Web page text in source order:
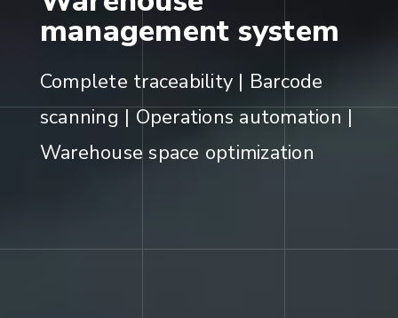
management system
Complete traceability | Barcode
scanning | Operations automation |
Warehouse space optimization